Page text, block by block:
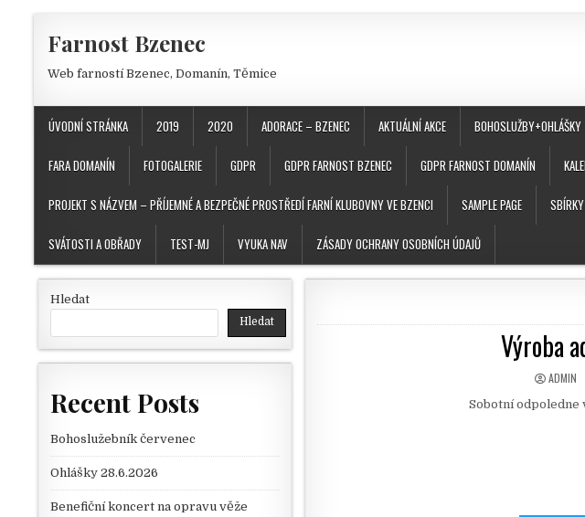
Farnost Bzenec
Web farností Bzenec, Domanín, Těmice
ÚVODNÍ STRÁNKA 2019 2020 ADORACE – BZENEC AKTUÁLNÍ AKCE BOHOSLUŽBY+OHLÁŠKY
FARA DOMANÍN FOTOGALERIE GDPR GDPR FARNOST BZENEC GDPR FARNOST DOMANÍN
PROJEKT S NÁZVEM – PŘÍJEMNÉ A BEZPEČNÉ PROSTŘEDÍ FARNÍ KLUBOVNY VE BZENCI SAMPLE PAGE
SVÁTOSTI A OBŘADY TEST-MJ VYUKA NAV ZÁSADY OCHRANY OSOBNÍCH ÚDAJŮ
Výroba
AUTHOR:
ADMIN
Sobotní odpoledne
Hledat
Hledat
Recent Posts
Bohoslužebník červenec
Ohlášky 28.6.2026
Benefiční koncert na opravu věže